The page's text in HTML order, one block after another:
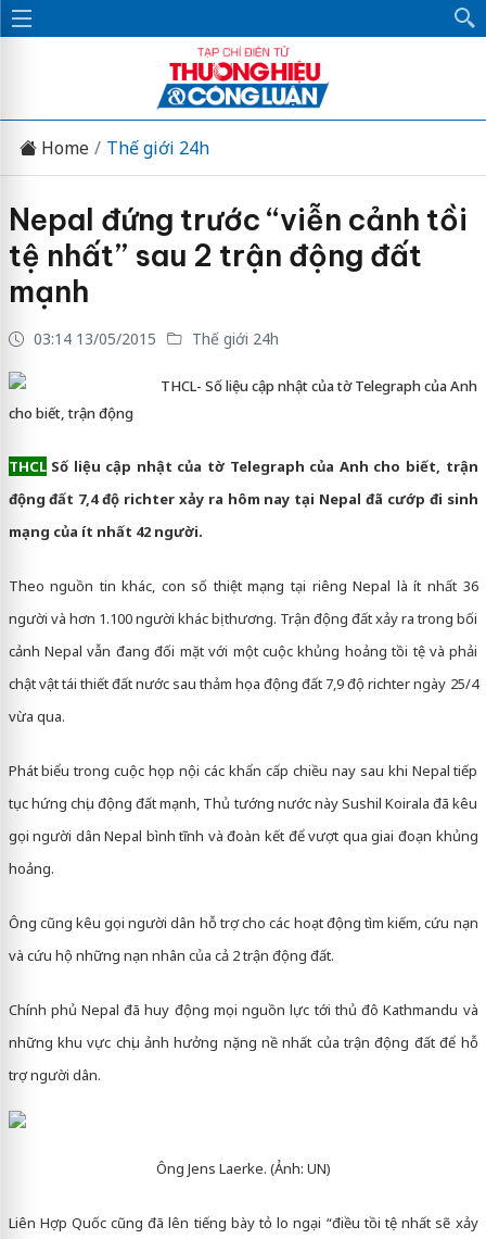
Home Thế giới 24h
Nepal đứng trước “viễn cảnh tồi
tệ nhất” sau 2 trận động đất
mạnh
03:14 13/05/2015 Thế giới 24h
THCL- Số liệu cập nhật của tờ Telegraph của Anh
cho biết, trận động
THCLSố liệu cập nhật của tờ Telegraph của Anh cho biết, trận
động đất 7,4 độ richter xảy ra hôm nay tại Nepal đã cướp đi sinh
mạng của ít nhất 42 người.
Theo nguồn tin khác, con số thiệt mạng tại riêng Nepal là ít nhất 36
người và hơn 1.100 người khác bị thương. Trận động đất xảy ra trong bối
cảnh Nepal vẫn đang đối mặt với một cuộc khủng hoảng tồi tệ và phải
chật vật tái thiết đất nước sau thảm họa động đất 7,9 độ richter ngày 25/4
vừa qua.
Phát biểu trong cuộc họp nội các khẩn cấp chiều nay sau khi Nepal tiếp
tục hứng chịu động đất mạnh, Thủ tướng nước này Sushil Koirala đã kêu
gọi người dân Nepal bình tĩnh và đoàn kết để vượt qua giai đoạn khủng
hoảng.
Ông cũng kêu gọi người dân hỗ trợ cho các hoạt động tìm kiếm, cứu nạn
và cứu hộ những nạn nhân của cả 2 trận động đất.
Chính phủ Nepal đã huy động mọi nguồn lực tới thủ đô Kathmandu và
những khu vực chịu ảnh hưởng nặng nề nhất của trận động đất để hỗ
trợ người dân.
Ông Jens Laerke. (Ảnh: UN)
Liên Hợp Quốc cũng đã lên tiếng bày tỏ lo ngại “điều tồi tệ nhất sẽ xảy